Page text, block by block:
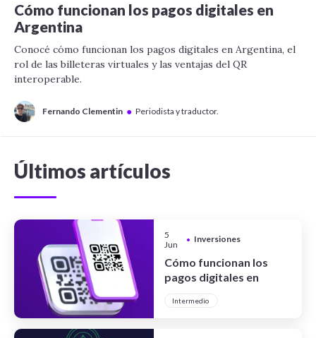
Cómo funcionan los pagos digitales en
Argentina
Conocé cómo funcionan los pagos digitales en Argentina, el
rol de las billeteras virtuales y las ventajas del QR
interoperable.
Fernando Clementin ● Periodista y traductor.
Últimos artículos
5
Jun
• Inversiones
Cómo funcionan los
pagos digitales en
Intermedio